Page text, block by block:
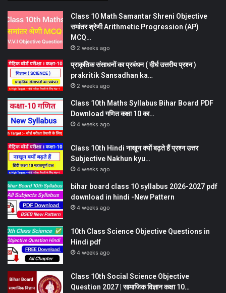
Class 10 Math Samantar Shreni Objective
समांतर श्रेणी Arithmetic Progression (AP)
MCQ…
2 weeks ago
प्राकृतिक संसाधनों का प्रबंधन ( दीर्घ उत्तरीय प्रश्न )
prakritik Sansadhan ka…
2 weeks ago
Class 10th Maths Syllabus Bihar Board PDF
Download गणित कक्षा 10 का…
4 weeks ago
Class 10th Hindi नाखून क्यों बढ़ते हैं प्रश्न उत्तर
Subjective Nakhun kyu…
4 weeks ago
bihar board class 10 syllabus 2026-2027 pdf
download in hindi -New Pattern
4 weeks ago
10th Class Science Objective Questions in
Hindi pdf
4 weeks ago
Class 10th Social Science Objective
Question 2027 | सामाजिक विज्ञान कक्षा 10…